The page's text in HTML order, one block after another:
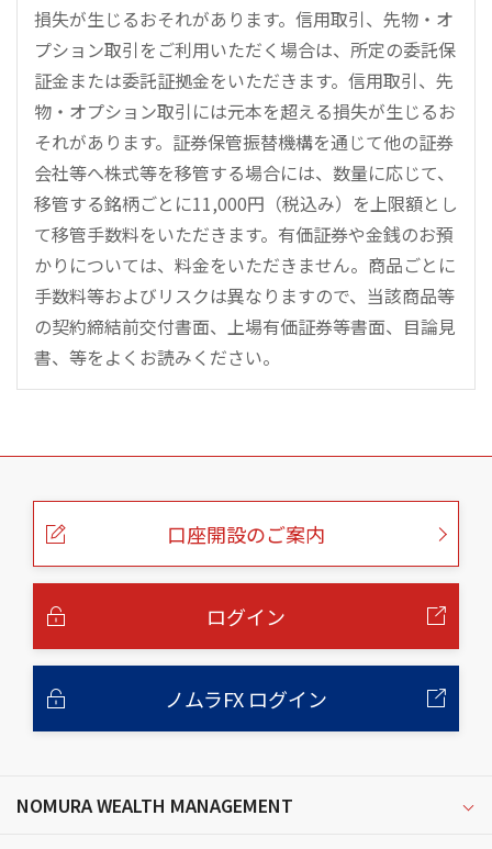
損失が生じるおそれがあります。信用取引、先物・オ
プション取引をご利用いただく場合は、所定の委託保
証金または委託証拠金をいただきます。信用取引、先
物・オプション取引には元本を超える損失が生じるお
それがあります。証券保管振替機構を通じて他の証券
会社等へ株式等を移管する場合には、数量に応じて、
移管する銘柄ごとに11,000円（税込み）を上限額とし
て移管手数料をいただきます。有価証券や金銭のお預
かりについては、料金をいただきません。商品ごとに
手数料等およびリスクは異なりますので、当該商品等
の契約締結前交付書面、上場有価証券等書面、目論見
書、等をよくお読みください。
こ
口座開設のご案内
ログイン
ノムラFX ログイン
NOMURA WEALTH MANAGEMENT